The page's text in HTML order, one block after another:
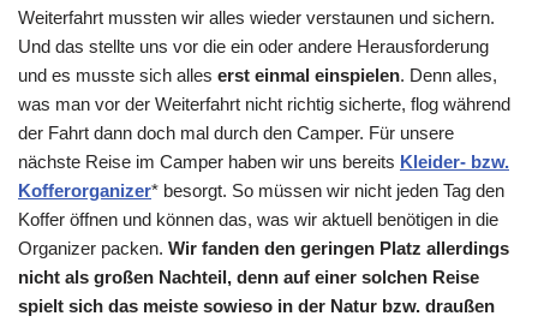
Weiterfahrt mussten wir alles wieder verstaunen und sichern.
Und das stellte uns vor die ein oder andere Herausforderung
und es musste sich alles erst einmal einspielen. Denn alles,
was man vor der Weiterfahrt nicht richtig sicherte, flog während
der Fahrt dann doch mal durch den Camper. Für unsere
nächste Reise im Camper haben wir uns bereits Kleider- bzw.
Kofferorganizer* besorgt. So müssen wir nicht jeden Tag den
Koffer öffnen und können das, was wir aktuell benötigen in die
Organizer packen. Wir fanden den geringen Platz allerdings
nicht als großen Nachteil, denn auf einer solchen Reise
spielt sich das meiste sowieso in der Natur bzw. draußen